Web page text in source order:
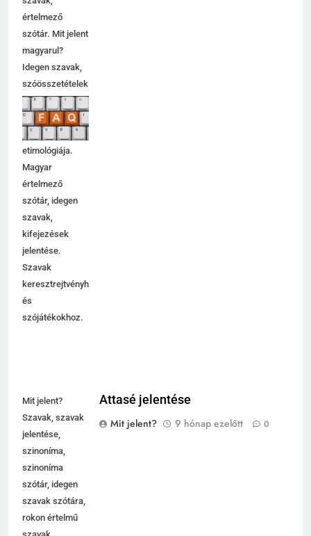
értelmező
szótár. Mit jelent
magyarul?
Idegen szavak,
szóösszetételek
jelentése,
magyarázata,
használata,
etimológiája.
Magyar
értelmező
szótár, idegen
szavak,
kifejezések
jelentése.
Szavak
keresztrejtvényhez
és
szójátékokhoz.
Mit jelent?
Szavak, szavak
jelentése,
szinoníma,
szinoníma
szótár, idegen
szavak szótára,
rokon értelmű
Attasé jelentése
Mit jelent?
9 hónap ezelőtt 0